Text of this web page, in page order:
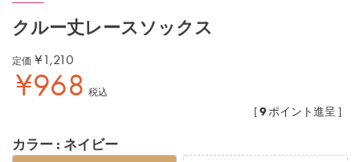
クルー丈レースソックス
定価 ¥ 1,210
¥968 税込
[9ポイント進呈 ]
カラー ネイビー